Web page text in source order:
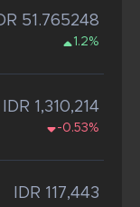
51.765248
1.2%
IDR 1,310,214
-0.53%
IDR 117,443